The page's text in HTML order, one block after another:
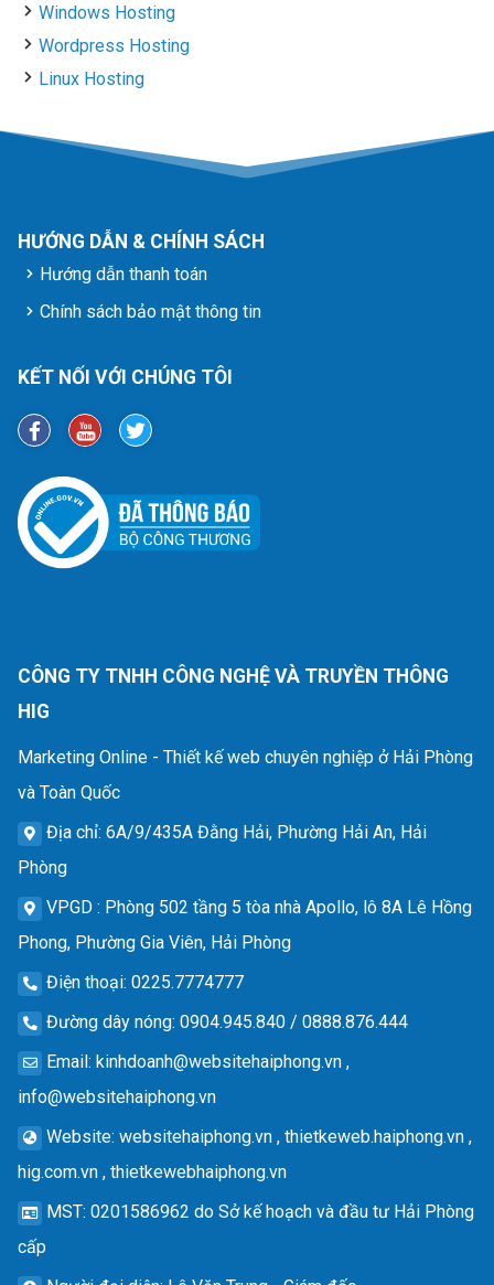
Windows Hosting
Wordpress Hosting
Linux Hosting
HƯỚNG DẪN & CHÍNH SÁCH
Hướng dẫn thanh toán
Chính sách bảo mật thông tin
KẾT NỐI VỚI CHÚNG TÔI
CÔNG TY TNHH CÔNG NGHỆ VÀ TRUYỀN THÔNG
HIG
Marketing Online - Thiết kế web chuyên nghiệp ở Hải Phòng
và Toàn Quốc
Địa chỉ: 6A/9/435A Đằng Hải, Phường Hải An, Hải
Phòng
VPGD : Phòng 502 tầng 5 tòa nhà Apollo, lô 8A Lê Hồng
Phong, Phường Gia Viên, Hải Phòng
Điện thoại: 0225.7774777
Đường dây nóng: 0904.945.840 / 0888.876.444
Email : kinhdoanh@websitehaiphong.vn ,
info@websitehaiphong.vn
Website: websitehaiphong.vn , thietkeweb.haiphong.vn ,
hig.com.vn , thietkewebhaiphong.vn
MST: 0201586962 do Sở kế hoạch và đầu tư Hải Phòng
cấp